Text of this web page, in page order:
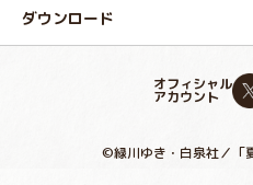
ダウンロード
オフィシャル
アカウント
©緑川ゆき・白泉社／「